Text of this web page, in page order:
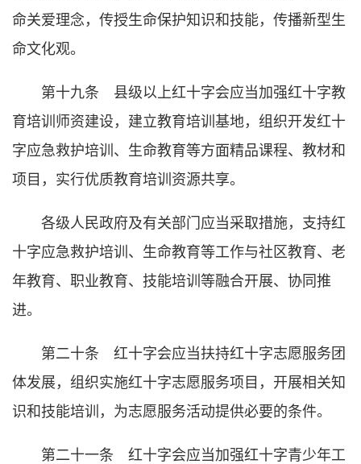
命关爱理念，传授生命保护知识和技能，传播新型生
命文化观。
第十九条 县级以上红十字会应当加强红十字教
育培训师资建设，建立教育培训基地，组织开发红十
字应急救护培训、生命教育等方面精品课程、教材和
项目，实行优质教育培训资源共享。
各级人民政府及有关部门应当采取措施，支持红
十字应急救护培训、生命教育等工作与社区教育、老
年教育、职业教育、技能培训等融合开展、协同推
进。
第二十条 红十字会应当扶持红十字志愿服务团
体发展，组织实施红十字志愿服务项目，开展相关知
识和技能培训，为志愿服务活动提供必要的条件。
第二十一条 红十字会应当加强红十字青少年工